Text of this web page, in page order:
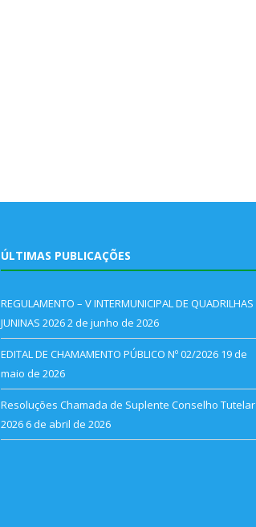
ÚLTIMAS PUBLICAÇÕES
REGULAMENTO – V INTERMUNICIPAL DE QUADRILHAS
JUNINAS 20262 de junho de 2026
EDITAL DE CHAMAMENTO PÚBLICO Nº 02/2026 19 de
maio de 2026
Resoluções Chamada de Suplente Conselho Tutelar
2026 6 de abril de 2026